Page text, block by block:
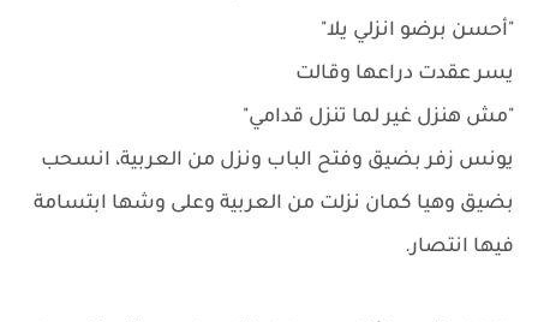
"أحسن برضو انزلي يلا"
يسر عقدت دراعها وقالت
"مش هنزل غير لما تنزل قدامي"
يونس زفر بضيق وفتح الباب ونزل من العربية، انسحب
بضيق وهيا كمان نزلت من العربية وعلى وشها ابتسامة
فيها انتصار.